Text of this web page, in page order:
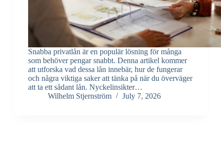
Snabba privatlån är en populär lösning för många
som behöver pengar snabbt. Denna artikel kommer
att utforska vad dessa lån innebär, hur de fungerar
och några viktiga saker att tänka på när du överväger
att ta ett sådant lån. Nyckelinsikter…
Wilhelm Stjernström
July 7, 2026